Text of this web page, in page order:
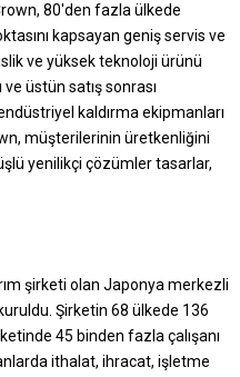
80'den fazla ülkede
kapsayan geniş servis ve
ve yüksek teknoloji ürünü
üstün satış sonrası
kaldırma ekipmanları
müşterilerinin üretkenliğini
yenilikçi çözümler tasarlar,
şirketi olan Japonya merkezli
Şirketin 68 ülkede 136
45 binden fazla çalışanı
ithalat, ihracat, işletme